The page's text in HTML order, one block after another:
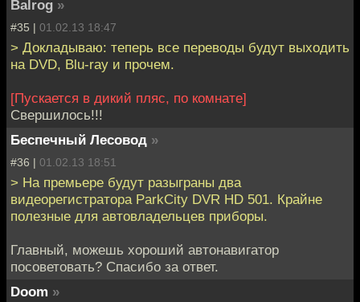
Balrog »
#35 | 01.02.13 18:47
> Докладываю: теперь все переводы будут выходить
на DVD, Blu-ray и прочем.
[Пускается в дикий пляс, по комнате]
Свершилось!!!
Беспечный Лесовод »
#36 | 01.02.13 18:51
> На премьере будут разыграны два
видеорегистратора ParkCity DVR HD 501. Крайне
полезные для автовладельцев приборы.
Главный, можешь хороший автонавигатор
посоветовать? Спасибо за ответ.
Doom »